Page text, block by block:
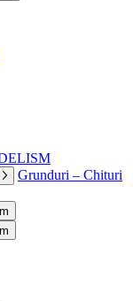
Grunduri – Chituri